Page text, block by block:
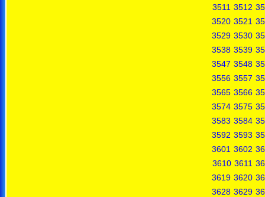
3511 3512
3520 3521
3529 3530
3538 3539
3547 3548
3556 3557
3565 3566
3574 3575
3583 3584
3592 3593
3601 3602
3610 3611
3619 3620
3628 3629